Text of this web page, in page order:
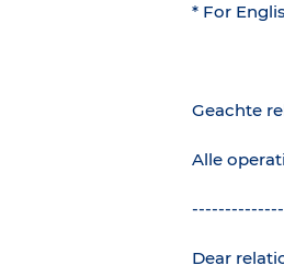
* For
Geachte
Alle
Dear